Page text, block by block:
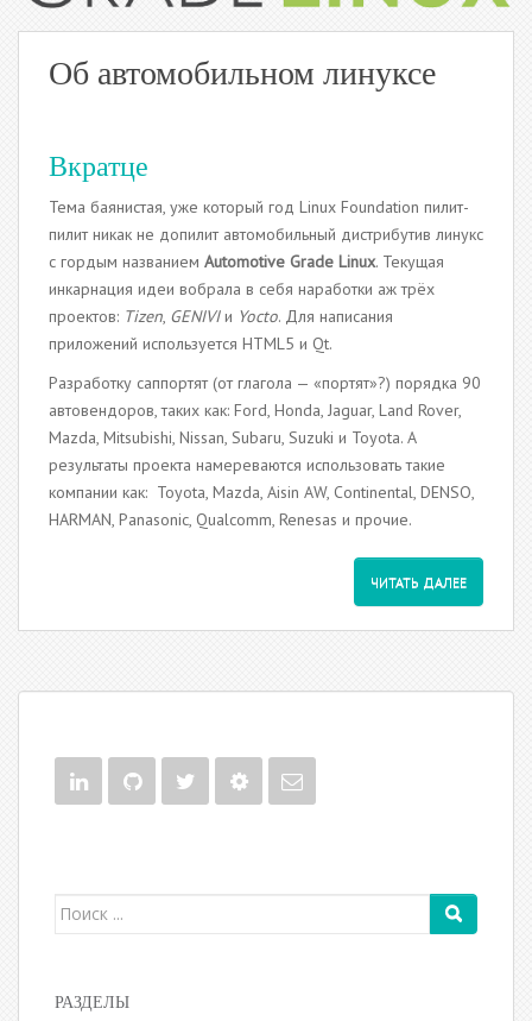
Об автомобильном линуксе
Вкратце
Тема баянистая, уже который год Linux Foundation пилит-
пилит никак не допилит автомобильный дистрибутив линукс
с гордым названием Automotive Grade Linux. Текущая
инкарнация идеи вобрала в себя наработки аж трёх
проектов: Tizen GENIVIи Yocto. Для написания
приложений используется HTML5 и Qt.
Разработку саппортят (от глагола — «портят»?) порядка 90
автовендоров, таких как: Ford, Honda, Jaguar, Land Rover,
Mazda, Mitsubishi, Nissan, Subaru, Suzuki и Toyota. А
результаты проекта намереваются использовать такие
компании как: Toyota, Mazda, Aisin AW, Continental, DENSO,
HARMAN, Panasonic, Qualcomm, Renesas и прочие.
ЧИТАТЬ ДАЛЕЕ
Поиск для:
РАЗДЕЛЫ